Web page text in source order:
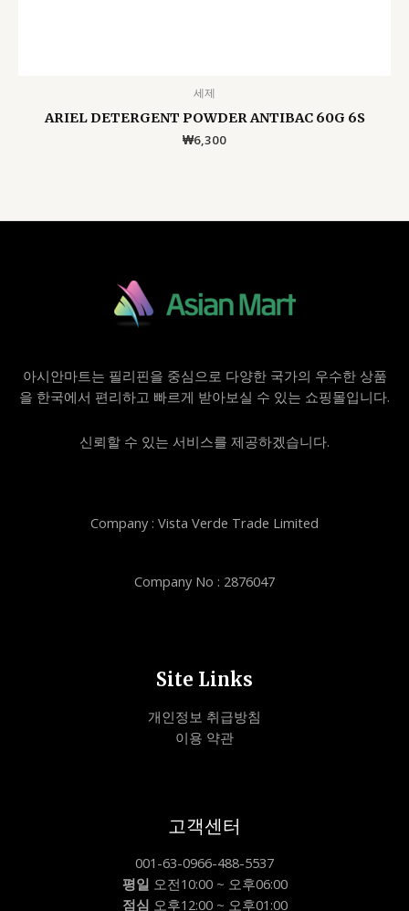
세제
ARIEL DETERGENT POWDER ANTIBAC 60G 6S
₩6,300
아시안마트는 필리핀을 중심으로 다양한 국가의 우수한 상품
을 한국에서 편리하고 빠르게 받아보실 수 있는 쇼핑몰입니다.
신뢰할 수 있는 서비스를 제공하겠습니다.
Company : Vista Verde Trade Limited
Company No : 2876047
Site Links
개인정보 취급방침
이용 약관
고객센터
001-63-0966-488-5537
평일 오전10:00 ~ 오후06:00
점심 오후12:00 ~ 오후01:00